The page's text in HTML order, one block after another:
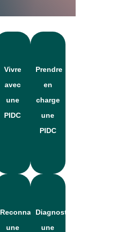
Vivre
avec
une
PIDC
Prendre
en
charge
une
PIDC
Reconnaître
une
Diagnostiquer
une